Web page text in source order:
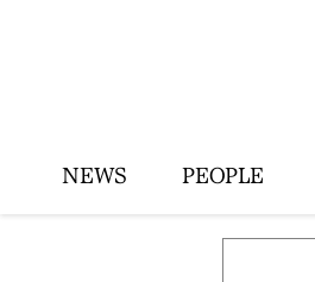
NEWS PEOPLE